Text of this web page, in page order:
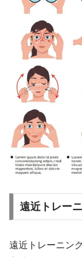
遠近トレー
遠近トレーニン